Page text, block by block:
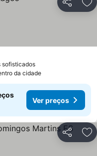
Partilhar
sofisticados
da cidade
Ver preços
Partilhar